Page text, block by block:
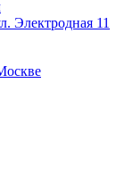
Электродная 11